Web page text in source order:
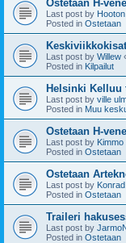
Ostetaan H-vene
Last post by Hooton
Posted in Ostetaan
Last post by Willew
Posted in Kilpailut
Helsinki Kelluu
Last post by ville
Posted in Muu
Ostetaan H-vene
Last post by Kimmo
Posted in Ostetaan
Ostetaan
Last post by Konrad
Posted in Ostetaan
Traileri
Last post by
Posted in Ostetaan